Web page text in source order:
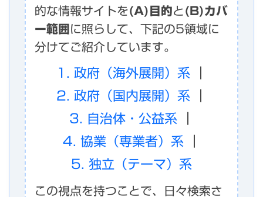
的な情報サイトを(A)目的と (B)カバ
ー範囲 に照らして、下記の5領域に
分けてご紹介しています。
1. 政府（海外展開）系｜
2. 政府（国内展開）系｜
3. 自治体・公益系｜
4. 協業（専業者）系｜
5. 独立（テーマ）系
この視点を持つことで、日々検索さ